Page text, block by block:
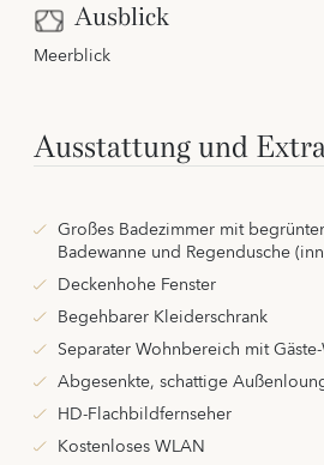
Ausblick
Meerblick
Ausstattung und
Großes Badezimmer mit
Badewanne und Regendusche
Deckenhohe Fenster
Begehbarer Kleiderschrank
Separater Wohnbereich mit
Abgesenkte, schattige
HD-Flachbildfernseher
Kostenloses WLAN